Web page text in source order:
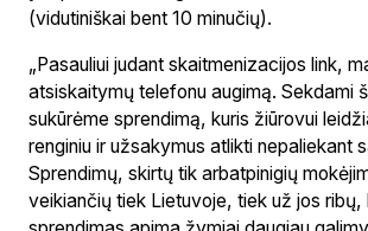
(vidutiniškai bent 10 minučių).
„Pasauliui judant skaitmenizacijos link,
atsiskaitymų telefonu augimą. Sekdami
sukūrėme sprendimą, kuris žiūrovui
renginiu ir užsakymus atlikti nepaliekant
Sprendimų, skirtų tik arbatpinigių
veikiančių tiek Lietuvoje, tiek už jos ribų,